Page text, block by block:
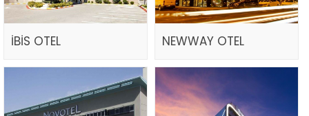
İBİS OTEL NEWWAY OTEL